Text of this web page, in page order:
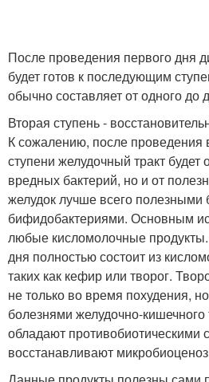
После проведения первого дня
будет готов к последующим
обычно составляет от одного до
Вторая ступень -
К сожалению, после проведения
ступени желудочный тракт будет
вредных бактерий, но и от
желудок лучше всего полезными
бифидобактериями. Основным
любые кисломолочные
дня полностью состоит из
таких как кефир или творог.
не только во время похудения,
болезнями желудочно-кишечного
обладают противобиотическими
восстанавливают